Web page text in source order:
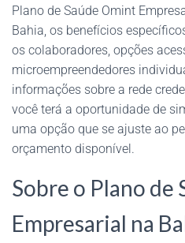
Plano de Saúde Omint
Bahia, os benefícios
os colaboradores, opções
microempreendedores
informações sobre a rede
você terá a oportunidade de
uma opção que se ajuste ao
orçamento disponível.
Sobre o Plano de
Empresarial na